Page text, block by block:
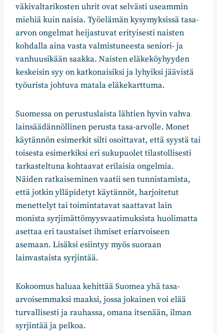
väkivaltarikosten uhrit ovat selvästi useammin
miehiä kuin naisia. Työelämän kysymyksissä tasa-
arvon ongelmat heijastuvat erityisesti naisten
kohdalla aina vasta valmistuneesta seniori- ja
vanhuusikään saakka. Naisten eläkeköyhyyden
keskeisin syy on katkonaisiksi ja lyhyiksi jäävistä
työurista johtuva matala eläkekarttuma.
Suomessa on perustuslaista lähtien hyvin vahva
lainsäädännöllinen perusta tasa-arvolle. Monet
käytännön esimerkit silti osoittavat, että syystä tai
toisesta esimerkiksi eri sukupuolet tilastollisesti
tarkasteltuna kohtaavat erilaisia ongelmia.
Näiden ratkaiseminen vaatii sen tunnistamista,
että jotkin ylläpidetyt käytännöt, harjoitetut
menettelyt tai toimintatavat saattavat lain
monista syrjimättömyysvaatimuksista huolimatta
asettaa eri taustaiset ihmiset eriarvoiseen
asemaan. Lisäksi esiintyy myös suoraan
lainvastaista syrjintää.
Kokoomus haluaa kehittää Suomea yhä tasa-
arvoisemmaksi maaksi, jossa jokainen voi elää
turvallisesti ja rauhassa, omana itsenään, ilman
syrjintää ja pelkoa.